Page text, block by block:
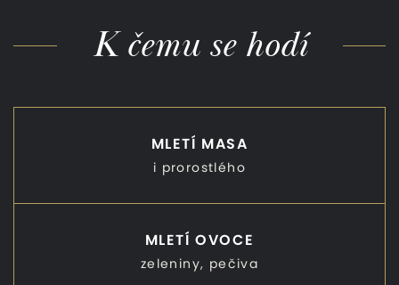
K čemu se hodí
MLETÍ MASA
i prorostlého
MLETÍ OVOCE
zeleniny, pečiva